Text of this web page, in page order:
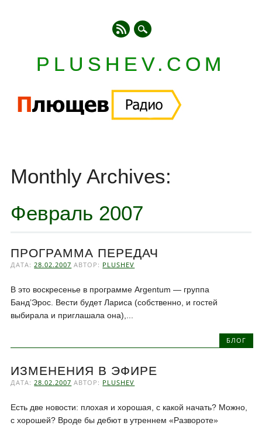
PLUSHEV.COM
content
Monthly Archives:
Февраль 2007
ПРОГРАММА ПЕРЕДАЧ
ДАТА:28.02.2007 АВТОР: PLUSHEV
В это воскресенье в программе Argentum — группа
Банд’Эрос. Вести будет Лариса (собственно, и гостей
выбирала и приглашала она),...
БЛОГ
ИЗМЕНЕНИЯ В ЭФИРЕ
ДАТА:28.02.2007 АВТОР: PLUSHEV
Есть две новости: плохая и хорошая, с какой начать? Можно,
с хорошей? Вроде бы дебют в утреннем «Развороте»